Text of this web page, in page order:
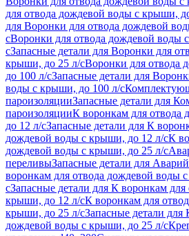
для отвода дождевой воды с крыши,
для Воронки для отвода дождевой
сВоронки для отвода дождевой воды
сЗапасные детали для Воронки для
крыши, до 25 л/сВоронки для отвода
до 100 л/сЗапасные детали для
воды с крыши, до 100 л/с
пароизоляцииЗапасные детали для
пароизоляцииК воронкам для
до 12 л/сЗапасные детали для К
дождевой воды с крыши, до 12 л/сК
дождевой воды с крыши, до 25 л/с
переливыЗапасные детали для
воронкам для отвода дождевой воды
сЗапасные детали для К воронкам
крыши, до 12 л/сК воронкам для
крыши, до 25 л/сЗапасные детали для
дождевой воды с крыши, до 25 л/с